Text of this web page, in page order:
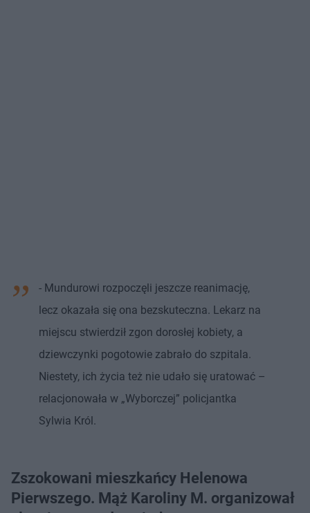
- Mundurowi rozpoczęli jeszcze reanimację,
lecz okazała się ona bezskuteczna. Lekarz na
miejscu stwierdził zgon dorosłej kobiety, a
dziewczynki pogotowie zabrało do szpitala.
Niestety, ich życia też nie udało się uratować –
relacjonowała w „Wyborczej” policjantka
Sylwia Król.
Zszokowani mieszkańcy Helenowa
Pierwszego. Mąż Karoliny M. organizował